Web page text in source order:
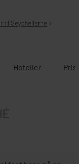
til Seychellerne
Hoteller